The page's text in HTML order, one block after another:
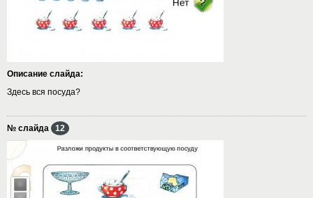
Описание слайда:
Здесь вся посуда?
№ слайда 12